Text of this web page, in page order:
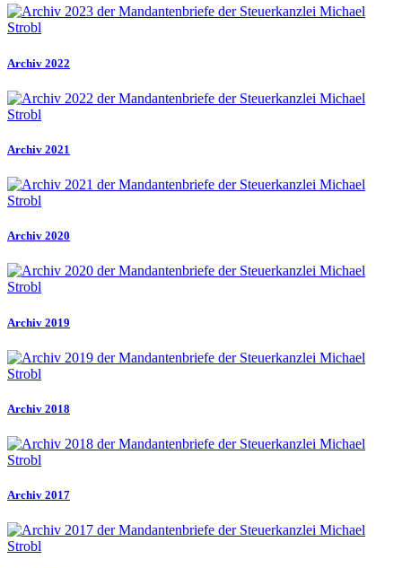
Archiv 2022
Archiv 2021
Archiv 2020
Archiv 2019
Archiv 2018
Archiv 2017